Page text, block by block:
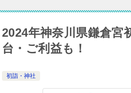
2024年神奈川県鎌倉宮
台・ご利益も！
初詣・神社